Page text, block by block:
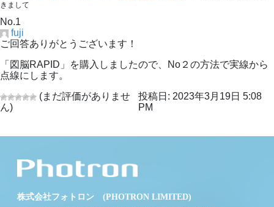
きまして
No.1
fuji
ご回答ありがとうございます！
「図脳RAPID」を購入しましたので、No２の方法で実線から
点線にします。
(まだ評価がありませ
ん)
投稿日: 2023年3月19日 5:08
PM
株式会社フォトロン (PHOTRON LIMITED)